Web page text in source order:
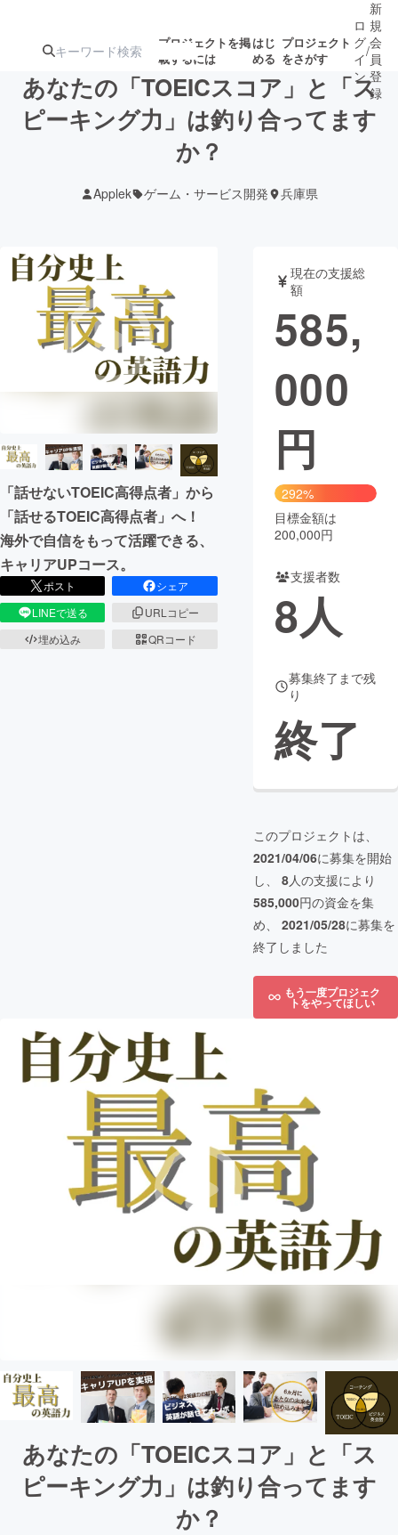
プロジェクトを掲
載するには
はじ
める
プロジェクト
をさがす
注目の新着プロ募集終了が近いプ
テクノロジー・ガジェット
映像・映画 書籍・雑誌
ビジネス・起業 チャレンジ
まちづくり・地域活性化
CAMPFIRE for Social Good
CAMPFIRE Creation
CAMPFIREふるさと納税
コミュニティ
ロ
グ
イ
ン
/
新
規
会
員
登
録
あなたの「TOEICスコア」と「ス
ピーキング力」は釣り合ってます
か？
Applek ゲーム・サービス開発 兵庫県
「話せないTOEIC高得点者」から
「話せるTOEIC高得点者」へ！
海外で自信をもって活躍できる、
キャリアUPコース。
ポスト
シェア
LINEで送る
URLコピー
埋め込み
QRコード
現在の支援総
額
585,
000
円
292%
目標金額は
200,000円
支援者数
8人
募集終了まで残
り
終了
このプロジェクトは、
2021/04/06に募集を開始
し、 8人の支援により
585,000円の資金を集
め、 2021/05/28に募集を
終了しました
もう一度プロジェク
トをやってほしい
あなたの「TOEICスコア」と「ス
ピーキング力」は釣り合ってます
か？